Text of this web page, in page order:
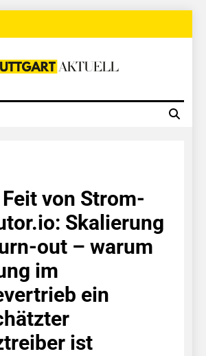
von Strom-
Skalierung
out – warum
im
ein
ist